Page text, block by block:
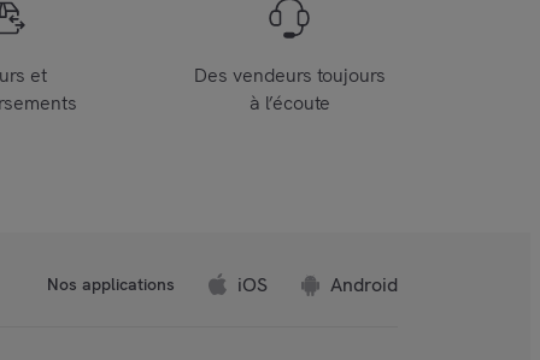
et
Des vendeurs toujours
à l’écoute
Nos applications iOS Android